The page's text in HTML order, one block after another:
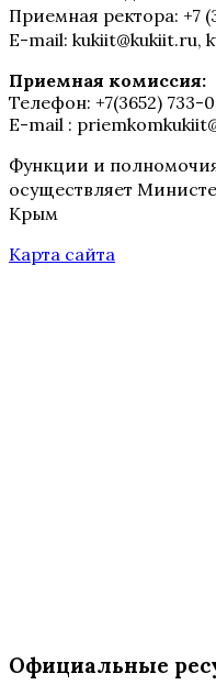
Приемная ректора: +7
E-mail: kukiit@kukiit.ru,
Приемная комиссия:
Телефон: +7(3652) 733-
E-mail :
Функции и
осуществляет
Крым
Карта сайта
Официальные